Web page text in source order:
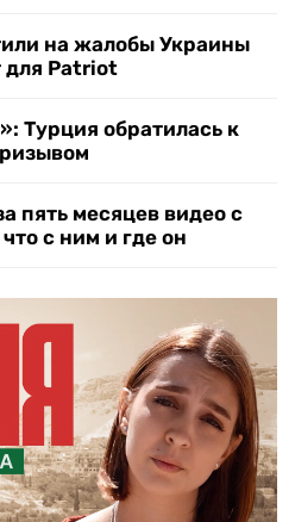
на жалобы Украины
для Patriot
Турция обратилась к
пять месяцев видео с
с ним и где он